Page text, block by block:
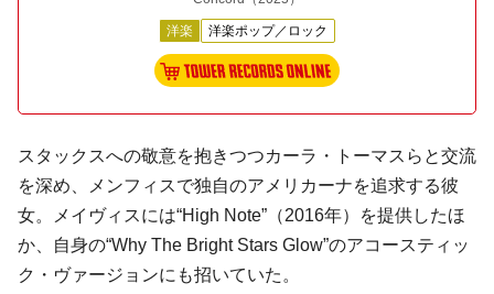
洋楽 洋楽ポップ／ロック
スタックスへの敬意を抱きつつカーラ・トーマスらと交流
を深め、メンフィスで独自のアメリカーナを追求する彼
女。メイヴィスには“High Note”（2016年）を提供したほ
か、自身の“Why The Bright Stars Glow”のアコースティッ
ク・ヴァージョンにも招いていた。